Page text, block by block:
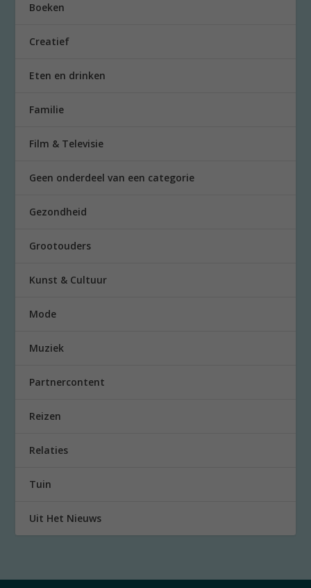
Boeken
Creatief
Eten en drinken
Familie
Film & Televisie
Geen onderdeel van een categorie
Gezondheid
Grootouders
Kunst & Cultuur
Mode
Muziek
Partnercontent
Reizen
Relaties
Tuin
Uit Het Nieuws